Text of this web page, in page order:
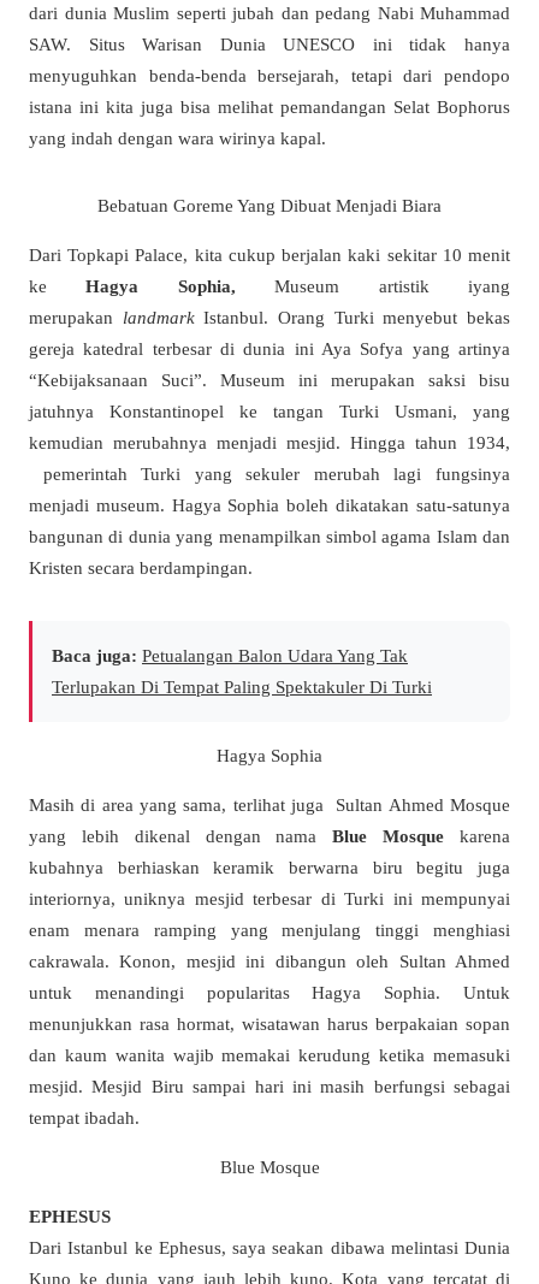
dari dunia Muslim seperti jubah dan pedang Nabi Muhammad
SAW. Situs Warisan Dunia UNESCO ini tidak hanya
menyuguhkan benda-benda bersejarah, tetapi dari pendopo
istana ini kita juga bisa melihat pemandangan Selat Bophorus
yang indah dengan wara wirinya kapal.
Bebatuan Goreme Yang Dibuat Menjadi Biara
Dari Topkapi Palace, kita cukup berjalan kaki sekitar 10 menit
keHagya Sophia,Museum artistik iyang
merupakan landmarkIstanbul. Orang Turki menyebut bekas
gereja katedral terbesar di dunia ini Aya Sofya yang artinya
“Kebijaksanaan Suci”. Museum ini merupakan saksi bisu
jatuhnya Konstantinopel ke tangan Turki Usmani, yang
kemudian merubahnya menjadi mesjid. Hingga tahun 1934,
pemerintah Turki yang sekuler merubah lagi fungsinya
menjadi museum. Hagya Sophia boleh dikatakan satu-satunya
bangunan di dunia yang menampilkan simbol agama Islam dan
Kristen secara berdampingan.
Baca juga: Petualangan Balon Udara Yang Tak
Terlupakan Di Tempat Paling Spektakuler Di Turki
Hagya Sophia
Masih di area yang sama, terlihat juga Sultan Ahmed Mosque
yang lebih dikenal dengan namaBlue Mosque karena
kubahnya berhiaskan keramik berwarna biru begitu juga
interiornya, uniknya mesjid terbesar di Turki ini mempunyai
enam menara ramping yang menjulang tinggi menghiasi
cakrawala. Konon, mesjid ini dibangun oleh Sultan Ahmed
untuk menandingi popularitas Hagya Sophia. Untuk
menunjukkan rasa hormat, wisatawan harus berpakaian sopan
dan kaum wanita wajib memakai kerudung ketika memasuki
mesjid. Mesjid Biru sampai hari ini masih berfungsi sebagai
tempat ibadah.
Blue Mosque
EPHESUS
Dari Istanbul ke Ephesus, saya seakan dibawa melintasi Dunia
Kuno ke dunia yang jauh lebih kuno. Kota yang tercatat di